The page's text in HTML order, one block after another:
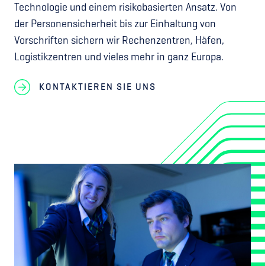
Technologie und einem risikobasierten Ansatz. Von
der Personensicherheit bis zur Einhaltung von
Vorschriften sichern wir Rechenzentren, Häfen,
Logistikzentren und vieles mehr in ganz Europa.
KONTAKTIEREN SIE UNS